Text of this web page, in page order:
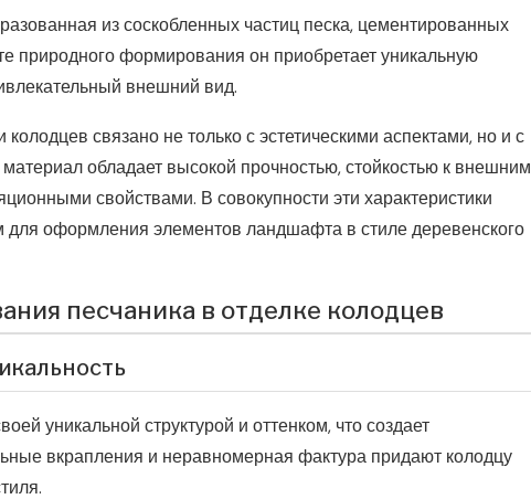
из соскобленных частиц песка, цементированных
природного формирования он приобретает уникальную
внешний вид.
связано не только с эстетическими аспектами, но и с
обладает высокой прочностью, стойкостью к внешним
свойствами. В совокупности эти характеристики
оформления элементов ландшафта в стиле деревенского
песчаника в отделке колодцев
уникальной структурой и оттенком, что создает
вкрапления и неравномерная фактура придают колодцу